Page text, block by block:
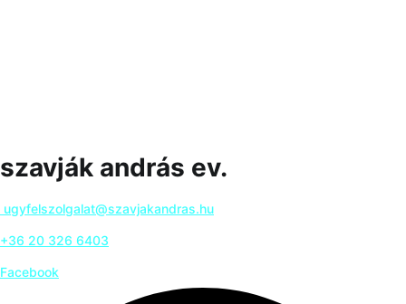
szavják andrás ev.
ugyfelszolgalat@szavjakandras.hu
+36 20 326 6403
Facebook